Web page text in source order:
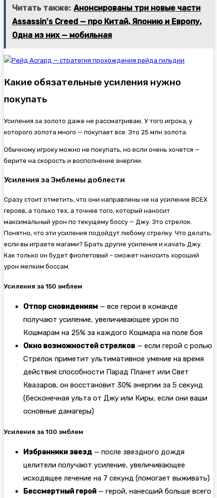
Читать также: Анонсированы три новые части
Assassin's Creed — про Китай, Японию и Европу.
Одна из них — мобильная
Какие обязательные усиления нужно
покупать
Усиления за золото даже не рассматриваю. У того игрока, у
которого золота много — покупает все. Это 25 млн золота.
Обычному игроку можно не покупать, но если очень хочется —
берите на скорость и восполнение энергии.
Усиления за Эмблемы доблести
Сразу стоит отметить, что они направлены не на усиление ВСЕХ
героев, а только тех, а точнее того, который наносит
максимальный урон по текущему боссу — Джу. Это стрелок.
Понятно, что эти усиления подойдут любому стрелку. Что делать,
если вы играете магами? Брать другие усиления и качать Джу.
Как только он будет фиолетовый – сможет наносить хороший
урон мелким боссам.
Усиления за 150 эмблем
Отпор сновидениям — все герои в команде
получают усиление, увеличивающее урон по
Кошмарам на 25% за каждого Кошмара на поле боя
Окно возможностей стрелков — если герой с ролью
Стрелок приметит ультимативное умение на время
действия способности Парад Планет или Свет
Квазаров, он восстановит 30% энергии за 5 секунд
(бесконечная ульта от Джу или Киры, если они ваши
основные дамагеры)
Усиления за 100 эмблем
Избранники звезд — после звездного дождя
целители получают усиление, увеличивающее
исходящее лечение на 7 секунд (помогает выживать)
Бессмертный герой — герой, нанесший больше всего